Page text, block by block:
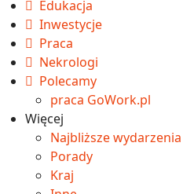
Edukacja
Inwestycje
Praca
Nekrologi
Polecamy
praca GoWork.pl
Więcej
Najbliższe wydarzenia
Porady
Kraj